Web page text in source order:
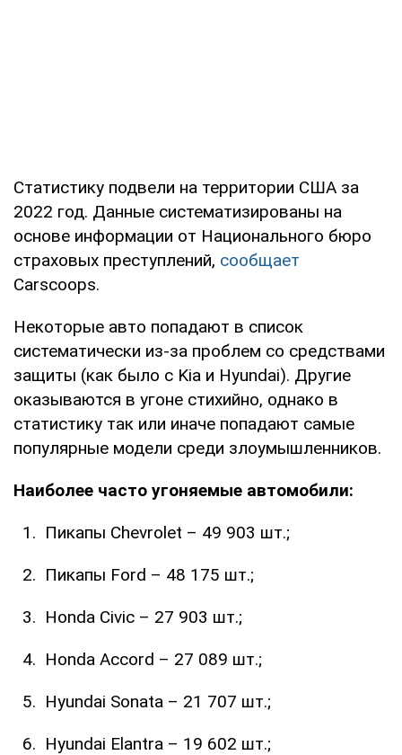
Статистику подвели на территории США за
2022 год. Данные систематизированы на
основе информации от Национального бюро
страховых преступлений, сообщает
Carscoops.
Некоторые авто попадают в список
систематически из-за проблем со средствами
защиты (как было с Kia и Hyundai). Другие
оказываются в угоне стихийно, однако в
статистику так или иначе попадают самые
популярные модели среди злоумышленников.
Наиболее часто угоняемые автомобили:
Пикапы Chevrolet – 49 903 шт.;
Пикапы Ford – 48 175 шт.;
Honda Civic – 27 903 шт.;
Honda Accord – 27 089 шт.;
Hyundai Sonata – 21 707 шт.;
Hyundai Elantra – 19 602 шт.;